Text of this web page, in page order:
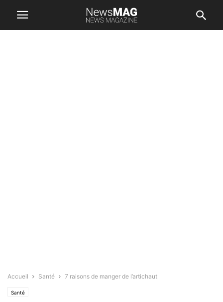
Accueil Santé 7 raisons de manger de l’artichaut
Santé